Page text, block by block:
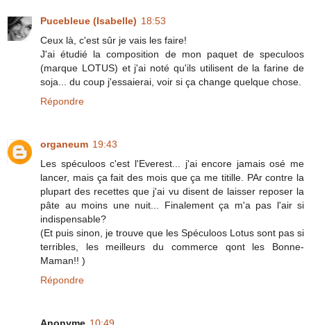
Pucebleue (Isabelle) 18:53
Ceux là, c'est sûr je vais les faire!
J'ai étudié la composition de mon paquet de speculoos
(marque LOTUS) et j'ai noté qu'ils utilisent de la farine de
soja... du coup j'essaierai, voir si ça change quelque chose.
Répondre
organeum 19:43
Les spéculoos c'est l'Everest... j'ai encore jamais osé me
lancer, mais ça fait des mois que ça me titille. PAr contre la
plupart des recettes que j'ai vu disent de laisser reposer la
pâte au moins une nuit... Finalement ça m'a pas l'air si
indispensable?
(Et puis sinon, je trouve que les Spéculoos Lotus sont pas si
terribles, les meilleurs du commerce qont les Bonne-
Maman!! )
Répondre
Anonyme 10:49